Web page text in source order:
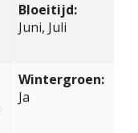
Bloeitijd:
Juni, Juli
Wintergroen:
Ja